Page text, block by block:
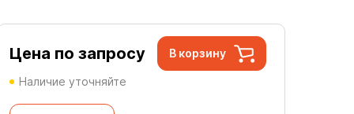
Цена по запросу В корзину
Наличие уточняйте